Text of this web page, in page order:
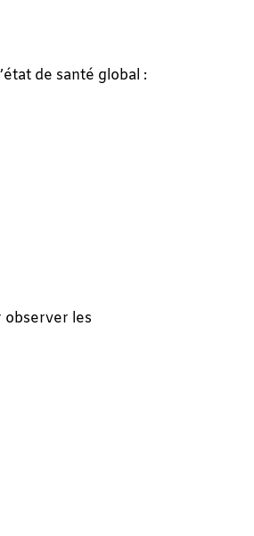
de santé global :
observer les